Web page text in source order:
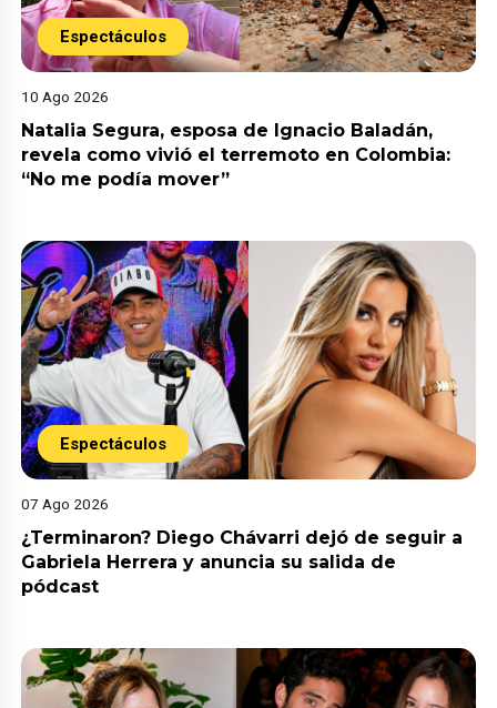
Espectáculos
10 Ago 2026
Natalia Segura, esposa de Ignacio Baladán,
revela como vivió el terremoto en Colombia:
“No me podía mover”
Espectáculos
07 Ago 2026
¿Terminaron? Diego Chávarri dejó de seguir a
Gabriela Herrera y anuncia su salida de
pódcast